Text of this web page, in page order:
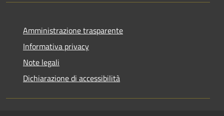
Amministrazione trasparente
Informativa privacy
Note legali
Dichiarazione di accessibilità